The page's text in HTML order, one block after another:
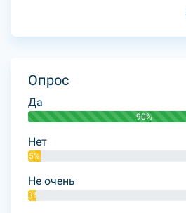
Опрос
Да
90%
Нет
5%
Не очень
3%